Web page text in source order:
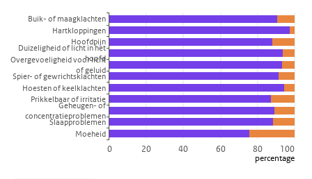
De grafiek heeft 1 X-as die categories weergeeft.
De grafiek heeft 1 Y-as die percentage weergeeft.
percentage
0 20 40 60 80 100
Buik- of maagklachten
Hartkloppingen
Hoofdpijn
Duizeligheid of licht in het
hoofd
Overgevoeligheid voor licht
of geluid
Spier- of gewrichtsklachten
Hoesten of keelklachten
Prikkelbaar of irritatie
Geheugen- of
concentratieproblemen
Slaapproblemen
Moeheid